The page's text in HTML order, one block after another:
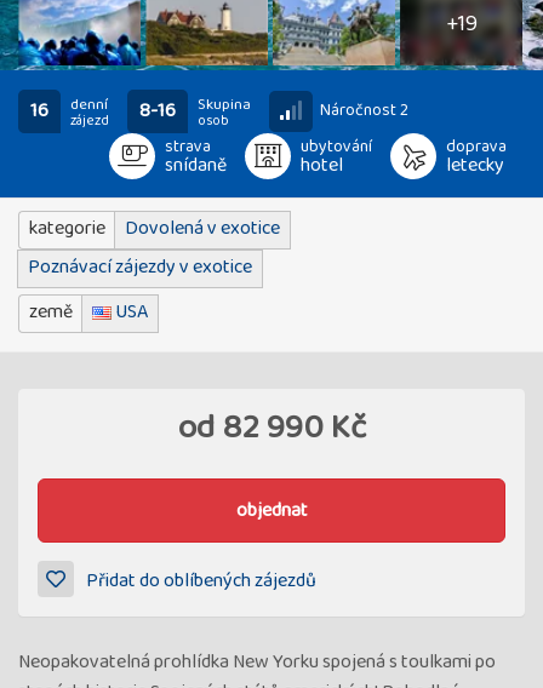
+19
16 denní
zájezd 8-16 Skupina
osob
Náročnost 2
strava
snídaně
ubytování
hotel
doprava
letecky
kategorie
Dovolená v exotice
Poznávací zájezdy v exotice
země
USA
od82 990 Kč
objednat
Přidat do oblíbených zájezdů
Neopakovatelná prohlídka New Yorku spojená s toulkami po